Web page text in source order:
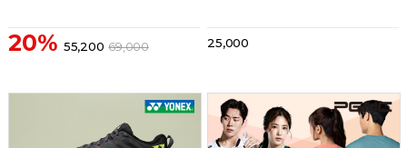
20% 55,200 69,000 25,000